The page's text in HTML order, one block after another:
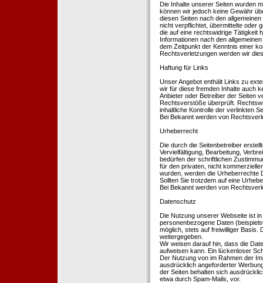
Die Inhalte unserer Seiten wurden
können wir jedoch keine Gewähr
diesen Seiten nach den
nicht verpflichtet, übermittelte oder
die auf eine rechtswidrige Tätigkeit
Informationen nach den
dem Zeitpunkt der Kenntnis einer
Rechtsverletzungen werden wir
Haftung für Links
Unser Angebot enthält Links zu
wir für diese fremden Inhalte auch
Anbieter oder Betreiber der Seiten
Rechtsverstöße überprüft.
inhaltliche Kontrolle der verlinkten
Bei Bekannt werden von
Urheberrecht
Die durch die Seitenbetreiber
Vervielfältigung, Bearbeitung,
bedürfen der schriftlichen
für den privaten, nicht
wurden, werden die Urheberrechte
Sollten Sie trotzdem auf eine
Bei Bekannt werden von
Datenschutz
Die Nutzung unserer Webseite ist
personenbezogene Daten
möglich, stets auf freiwilliger Basis.
weitergegeben.
Wir weisen darauf hin, dass die
aufweisen kann. Ein lückenloser
Der Nutzung von im Rahmen der
ausdrücklich angeforderter
der Seiten behalten sich
etwa durch Spam-Mails, vor.